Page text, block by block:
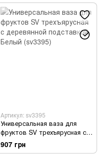
Артикул: sv3395
Универсальная ваза для
фруктов SV трехъярусная с
деревянной подставкой
Белый (sv3395)
907 грн